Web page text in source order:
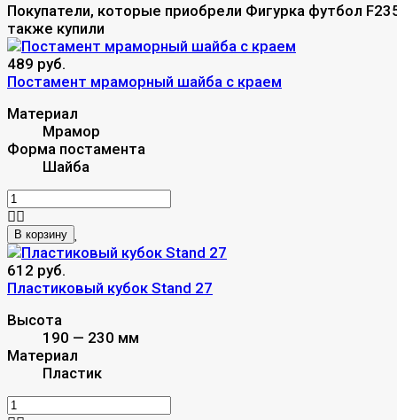
Покупатели, которые приобрели Фигурка футбол
также купили
489 руб.
Постамент мраморный шайба c краем
Материал
Мрамор
Форма постамента
Шайба
В корзину
612 руб.
Пластиковый кубок Stand 27
Высота
190 — 230 мм
Материал
Пластик